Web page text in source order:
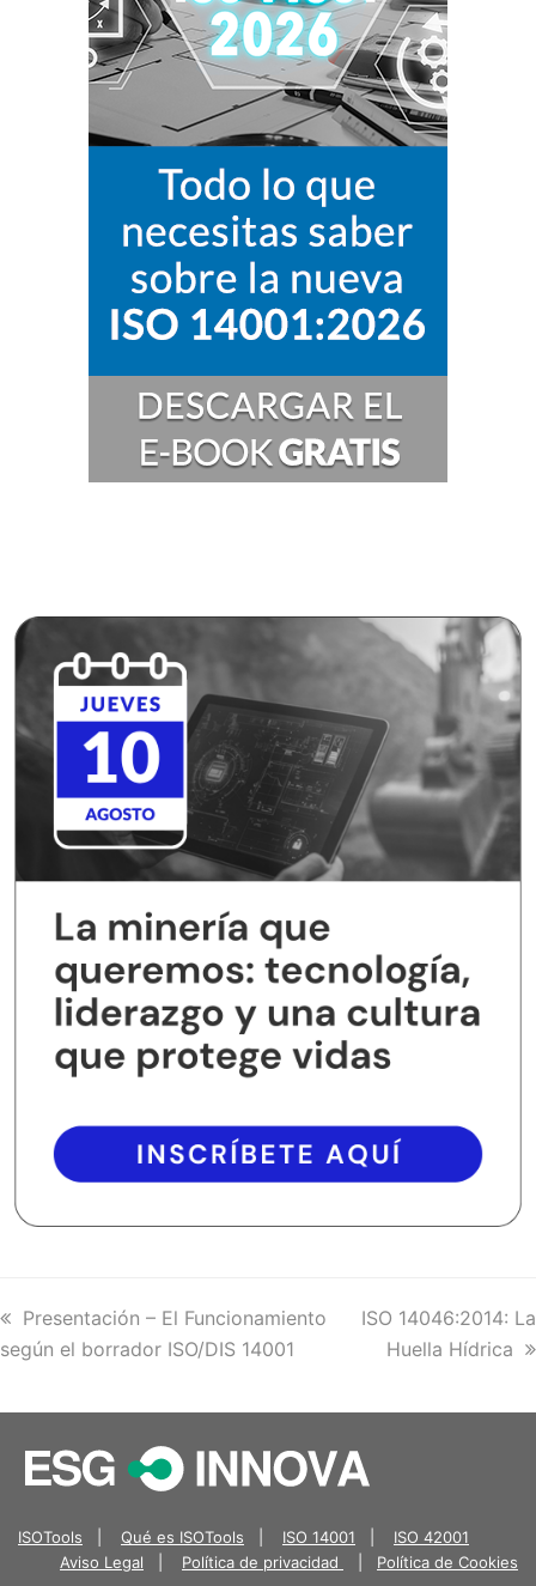
previous
post:
Presentación – El Funcionamiento
según el borrador ISO/DIS 14001
next
post:
ISO 14046:2014: La
Huella Hídrica
ISOTools Qué es ISOTools ISO 14001
ISO 42001
Aviso Legal
Política de privacidad Política de Cookies